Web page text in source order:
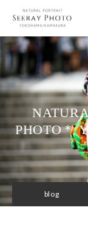
PHOTO＊
blog